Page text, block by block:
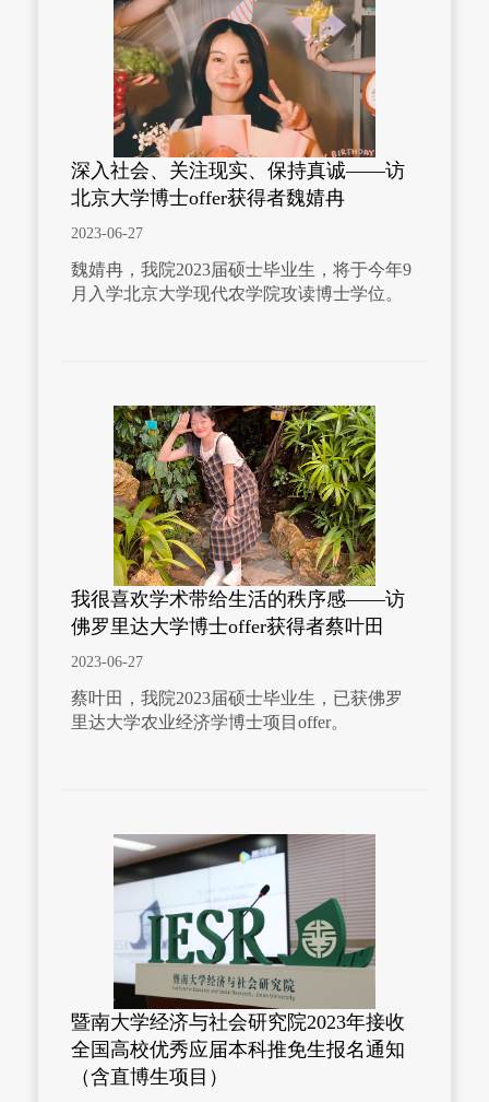
深入社会、关注现实、保持真诚——访
北京大学博士offer获得者魏婧冉
2023-06-27
魏婧冉，我院2023届硕士毕业生，将于今年9
月入学北京大学现代农学院攻读博士学位。
我很喜欢学术带给生活的秩序感——访
佛罗里达大学博士offer获得者蔡叶田
2023-06-27
蔡叶田，我院2023届硕士毕业生，已获佛罗
里达大学农业经济学博士项目offer。
暨南大学经济与社会研究院2023年接收
全国高校优秀应届本科推免生报名通知
（含直博生项目）